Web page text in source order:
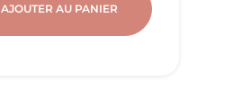
AJOUTER AU PANIER